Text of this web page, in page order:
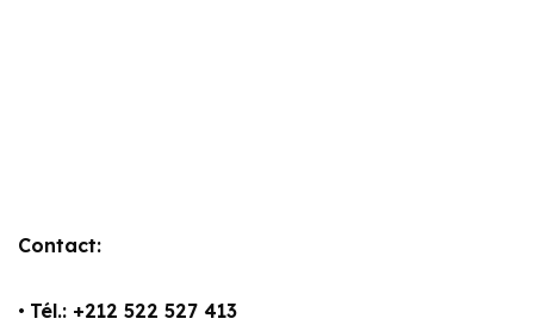
Contact:
• Tél.: +212 522 527 413